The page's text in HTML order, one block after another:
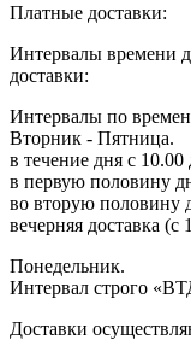
Платные доставки:
Интервалы времени
доставки:
Интервалы по
Вторник - Пятница.
в течение дня с 10.00
в первую половину
во вторую половину
вечерняя доставка (с
Понедельник.
Интервал строго
Доставки